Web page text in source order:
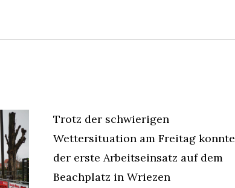
Trotz der schwierigen
Wettersituation am Freitag konnte
der erste Arbeitseinsatz auf dem
Beachplatz in Wriezen